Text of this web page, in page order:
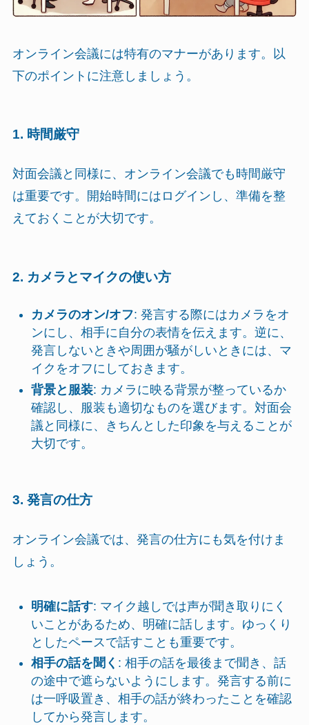
オンライン会議には特有のマナーがあります。以
下のポイントに注意しましょう。
1. 時間厳守
対面会議と同様に、オンライン会議でも時間厳守
は重要です。開始時間にはログインし、準備を整
えておくことが大切です。
2. カメラとマイクの使い方
カメラのオン/オフ: 発言する際にはカメラをオ
ンにし、相手に自分の表情を伝えます。逆に、
発言しないときや周囲が騒がしいときには、マ
イクをオフにしておきます。
背景と服装: カメラに映る背景が整っているか
確認し、服装も適切なものを選びます。対面会
議と同様に、きちんとした印象を与えることが
大切です。
3. 発言の仕方
オンライン会議では、発言の仕方にも気を付けま
しょう。
明確に話す: マイク越しでは声が聞き取りにく
いことがあるため、明確に話します。ゆっくり
としたペースで話すことも重要です。
相手の話を聞く : 相手の話を最後まで聞き、話
の途中で遮らないようにします。発言する前に
は一呼吸置き、相手の話が終わったことを確認
してから発言します。